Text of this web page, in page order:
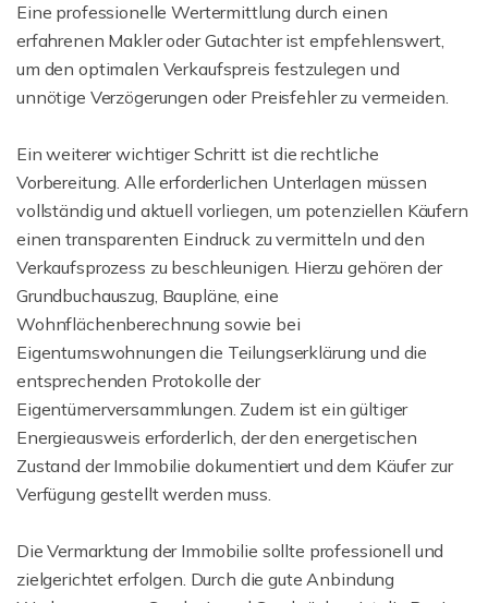
Eine professionelle Wertermittlung durch einen
erfahrenen Makler oder Gutachter ist empfehlenswert,
um den optimalen Verkaufspreis festzulegen und
unnötige Verzögerungen oder Preisfehler zu vermeiden.
Ein weiterer wichtiger Schritt ist die rechtliche
Vorbereitung. Alle erforderlichen Unterlagen müssen
vollständig und aktuell vorliegen, um potenziellen Käufern
einen transparenten Eindruck zu vermitteln und den
Verkaufsprozess zu beschleunigen. Hierzu gehören der
Grundbuchauszug, Baupläne, eine
Wohnflächenberechnung sowie bei
Eigentumswohnungen die Teilungserklärung und die
entsprechenden Protokolle der
Eigentümerversammlungen. Zudem ist ein gültiger
Energieausweis erforderlich, der den energetischen
Zustand der Immobilie dokumentiert und dem Käufer zur
Verfügung gestellt werden muss.
Die Vermarktung der Immobilie sollte professionell und
zielgerichtet erfolgen. Durch die gute Anbindung